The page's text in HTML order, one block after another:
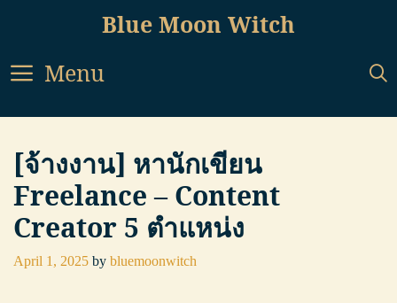
content
Blue Moon Witch
Menu
[จ้างงาน] หานักเขียน
Freelance – Content
Creator 5 ตำแหน่ง
April 1, 2025 by bluemoonwitch